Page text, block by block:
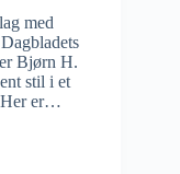
med
Bjørn H.
stil i et
Her er…